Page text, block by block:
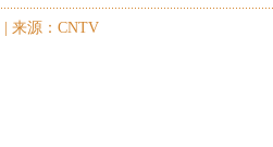
来源：CNTV